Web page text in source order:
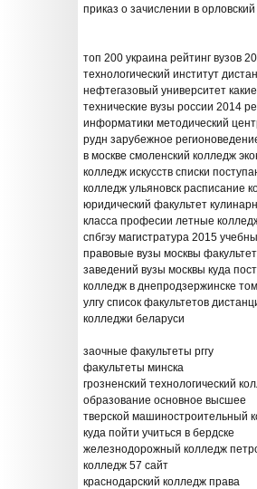
приказ о зачислении в
топ 200 украина рейтинг вузов
технологический институт
нефтегазовый университет
технические вузы россии 2014
информатики методический
рудн зарубежное
в москве смоленский колледж
колледж искусств списки
колледж ульяновск расписание
юридический факультет
класса професии летные
спбгэу магистратура 2015
правовые вузы москвы
заведений вузы москвы куда
колледж в днепродзержинске
улгу список факультетов
колледжи беларуси
заочные факультеты рггу
факультеты минска
грозненский технологический
образование основное высшее
тверской машиностроительный
куда пойти учиться в бердске
железнодорожный колледж
колледж 57 сайт
краснодарский колледж права